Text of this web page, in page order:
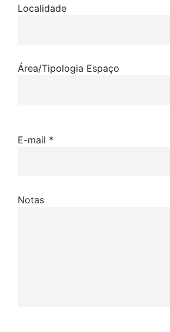
Localidade
Área/Tipologia Espaço
E-mail *
Notas